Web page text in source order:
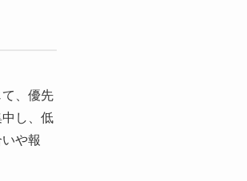
、優先
し、低
や報